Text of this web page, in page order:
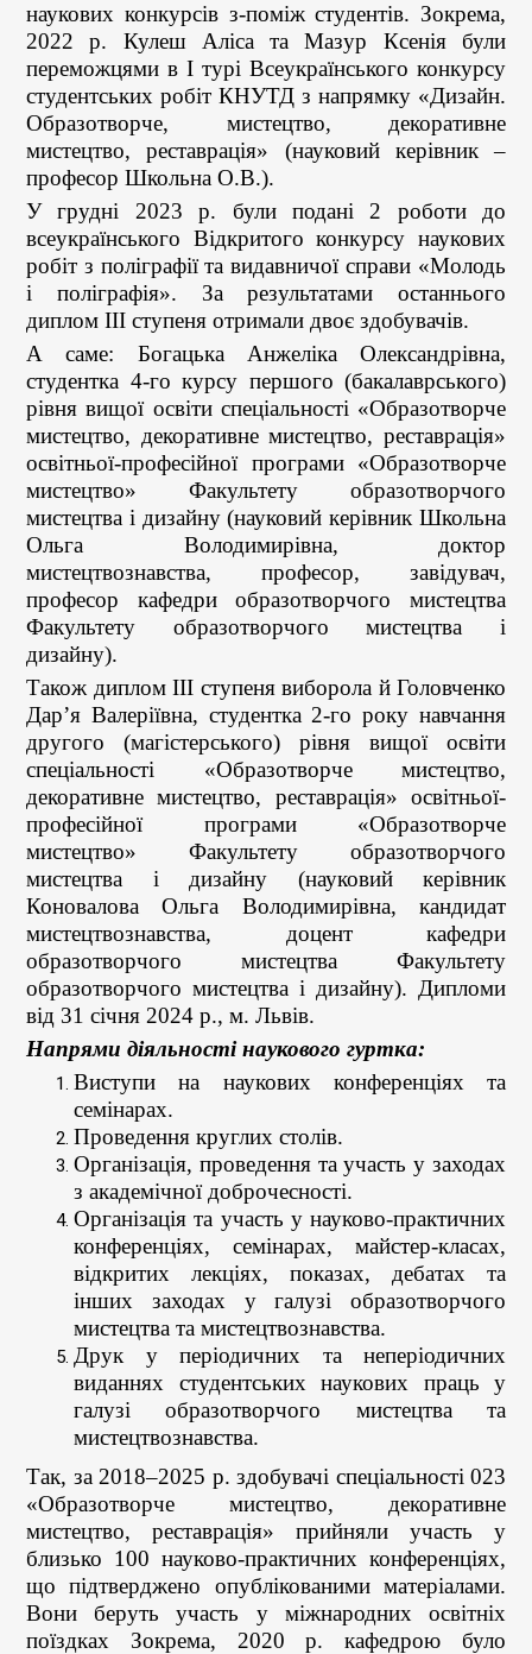
наукових конкурсів з-поміж студентів. Зокрема,
2022 р. Кулеш Аліса та Мазур Ксенія були
переможцями в І турі Всеукраїнського конкурсу
студентських робіт КНУТД з напрямку «Дизайн.
Образотворче, мистецтво, декоративне
мистецтво, реставрація» (науковий керівник –
професор Школьна О.В.).
У грудні 2023 р. були подані 2 роботи до
всеукраїнського Відкритого конкурсу наукових
робіт з поліграфії та видавничої справи «Молодь
і поліграфія». За результатами останнього
диплом ІІІ ступеня отримали двоє здобувачів.
А саме: Богацька Анжеліка Олександрівна,
студентка 4-го курсу першого (бакалаврського)
рівня вищої освіти спеціальності «Образотворче
мистецтво, декоративне мистецтво, реставрація»
освітньої-професійної програми «Образотворче
мистецтво» Факультету образотворчого
мистецтва і дизайну (науковий керівник Школьна
Ольга Володимирівна, доктор
мистецтвознавства, професор, завідувач,
професор кафедри образотворчого мистецтва
Факультету образотворчого мистецтва і
дизайну).
Також диплом ІІІ ступеня виборола й Головченко
Дар’я Валеріївна, студентка 2-го року навчання
другого (магістерського) рівня вищої освіти
спеціальності «Образотворче мистецтво,
декоративне мистецтво, реставрація» освітньої-
професійної програми «Образотворче
мистецтво» Факультету образотворчого
мистецтва і дизайну (науковий керівник
Коновалова Ольга Володимирівна, кандидат
мистецтвознавства, доцент кафедри
образотворчого мистецтва Факультету
образотворчого мистецтва і дизайну). Дипломи
від 31 січня 2024 р., м. Львів.
Напрями діяльності наукового гуртка:
Виступи на наукових конференціях та
семінарах.
Проведення круглих столів.
Організація, проведення та участь у заходах
з академічної доброчесності.
Організація та участь у науково-практичних
конференціях, семінарах, майстер-класах,
відкритих лекціях, показах, дебатах та
інших заходах у галузі образотворчого
мистецтва та мистецтвознавства.
Друк у періодичних та неперіодичних
виданнях студентських наукових праць у
галузі образотворчого мистецтва та
мистецтвознавства.
Так, за 2018–2025 р. здобувачі спеціальності 023
«Образотворче мистецтво, декоративне
мистецтво, реставрація» прийняли участь у
близько 100 науково-практичних конференціях,
що підтверджено опублікованими матеріалами.
Вони беруть участь у міжнародних освітніх
поїздках Зокрема, 2020 р. кафедрою було